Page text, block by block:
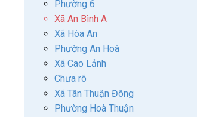
Phường 6
Xã An Bình A
Xã Hòa An
Phường An Hoà
Xã Cao Lảnh
Chưa rõ
Xã Tân Thuận Đông
Phường Hoà Thuận